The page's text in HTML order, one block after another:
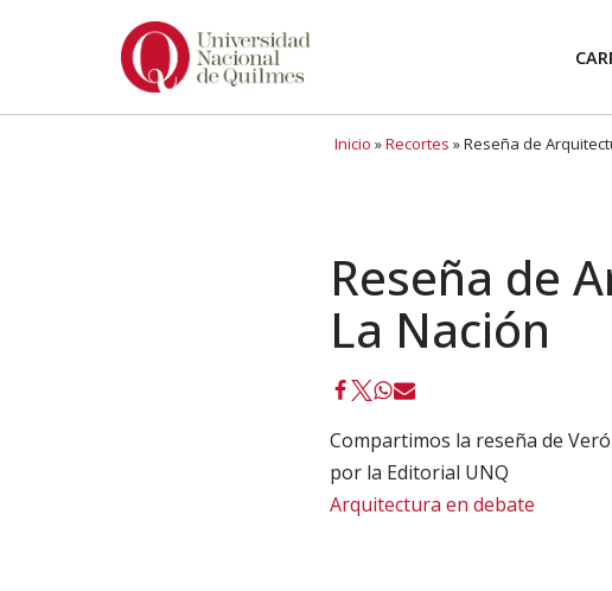
Inicio »Recortes »Reseña de
Reseña de
La Nación
Compartimos la reseña de
por la Editorial UNQ
Arquitectura en debate